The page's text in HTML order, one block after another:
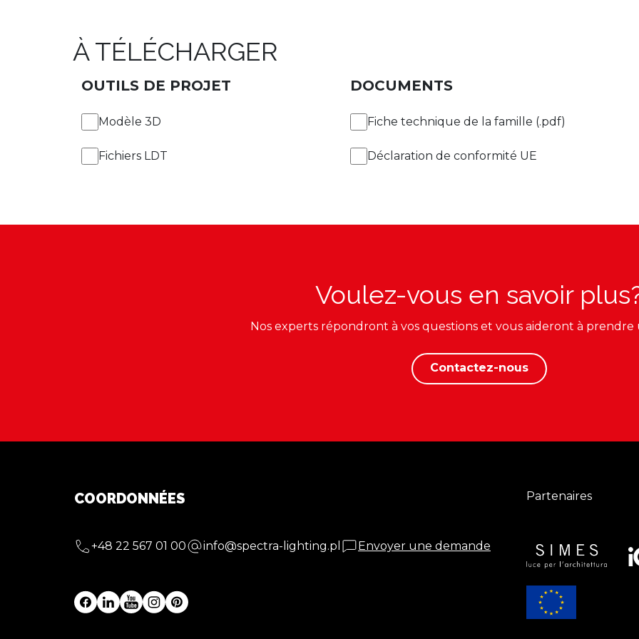
À TÉLÉCHARGER
OUTILS DE PROJET
Modèle 3D
Fichiers LDT
DOCUMENTS
Fiche technique de la famille (.pdf)
Déclaration de conformité UE
Voulez-vous en savoir
Nos experts répondront à vos questions et vous aideront à prendre
Contactez-nous
COORDONNÉES
+48 22 567 01 00 info@spectra-lighting.pl Envoyer une demande
Partenaires